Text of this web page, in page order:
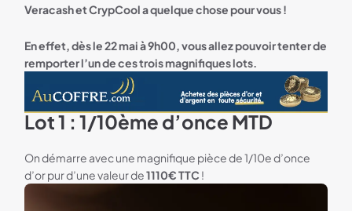
Veracash et CrypCool a quelque chose pour vous !
En effet, dès le 22 mai à 9h00, vous allez pouvoir tenter de
remporter l’un de ces trois magnifiques lots.
Bannière Aucoffre.com
Lot 1 : 1/10ème d’once MTD
On démarre avec une magnifique pièce de 1/10ed’once
d’or pur d’une valeur de1110€ TTC !